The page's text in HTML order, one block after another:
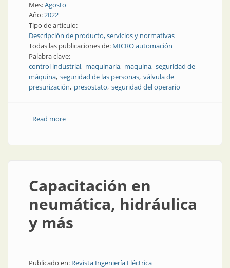
Mes:Agosto
Año:2022
Tipo de artículo:
Descripción de producto, servicios y normativas
Todas las publicaciones de: MICRO automación
Palabra clave:
control industrial maquinaria maquina seguridad de
máquina seguridad de las personas válvula de
presurización presostato seguridad del operario
Read moreabout Unidad integral de seguridad
Capacitación en
neumática, hidráulica
y más
Publicado en: Revista Ingeniería Eléctrica